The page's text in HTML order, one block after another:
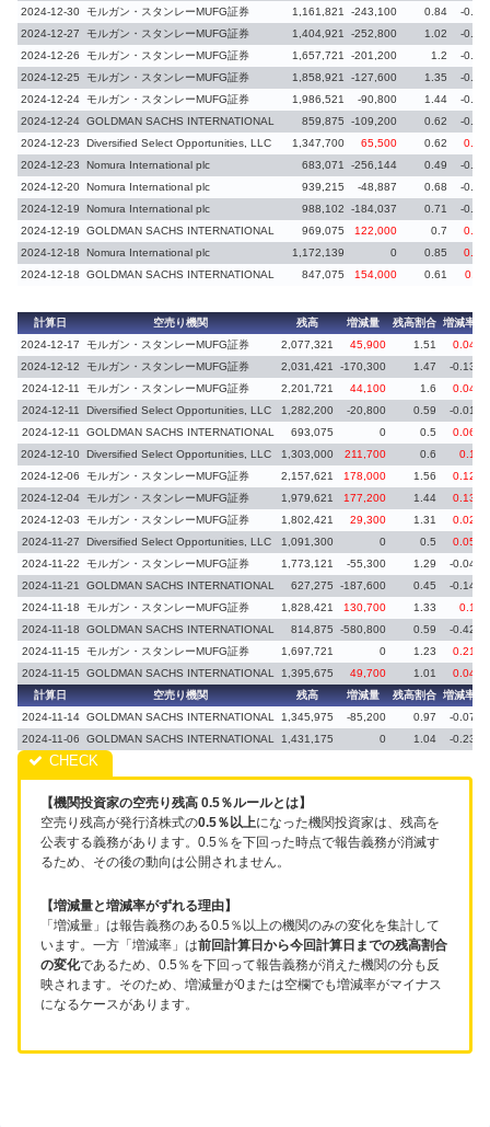
2024-12-30 モルガン・スタンレーMUFG証券 1,161,821 -243,100 0.84
-0.18
2024-12-27
モルガン・スタンレーMUFG証券 1,404,921 -252,800 1.02
-0.18
2024-12-26
モルガン・スタンレーMUFG証券 1,657,721 -201,200 1.2
-0.15
2024-12-25
モルガン・スタンレーMUFG証券 1,858,921 -127,600 1.35
-0.09
2024-12-24 モルガン・スタンレーMUFG証券 1,986,521 -90,800 1.44
-0.07
2024-12-24 GOLDMAN SACHS INTERNATIONAL 859,875 -109,200 0.62
-0.08
2024-12-23
Diversified Select Opportunities, LLC 1,347,700 65,500 0.62
0.03
2024-12-23
Nomura International plc 683,071 -256,144 0.49
-0.19
2024-12-20 Nomura International plc 939,215 -48,887 0.68
-0.03
2024-12-19
Nomura International plc 988,102 -184,037 0.71
-0.14
2024-12-19
GOLDMAN SACHS INTERNATIONAL 969,075 122,000 0.7
0.09
2024-12-18
Nomura International plc 1,172,139 0 0.85
0.38
2024-12-18
GOLDMAN SACHS INTERNATIONAL 847,075 154,000 0.61 0.11
計算日 空売り機関 残高 増減量 残高割合 増減率
2024-12-17
モルガン・スタンレーMUFG証券 2,077,321 45,900 1.51
0.04
2024-12-12
モルガン・スタンレーMUFG証券 2,031,421 -170,300 1.47
-0.13
2024-12-11
モルガン・スタンレーMUFG証券 2,201,721 44,100 1.6
0.04
2024-12-11
Diversified Select Opportunities, LLC 1,282,200 -20,800 0.59
-0.01
2024-12-11
GOLDMAN SACHS INTERNATIONAL 693,075 0 0.5 0.06
2024-12-10 Diversified Select Opportunities, LLC 1,303,000 211,700 0.6
0.1
2024-12-06
モルガン・スタンレーMUFG証券 2,157,621 178,000 1.56
0.12
2024-12-04 モルガン・スタンレーMUFG証券 1,979,621 177,200 1.44
0.13
2024-12-03
モルガン・スタンレーMUFG証券 1,802,421 29,300 1.31
0.02
2024-11-27
Diversified Select Opportunities, LLC 1,091,300 0 0.5 0.05
2024-11-22 モルガン・スタンレーMUFG証券 1,773,121 -55,300 1.29
-0.04
2024-11-21
GOLDMAN SACHS INTERNATIONAL 627,275 -187,600 0.45 -0.14
2024-11-18 モルガン・スタンレーMUFG証券 1,828,421 130,700 1.33
0.1
2024-11-18
GOLDMAN SACHS INTERNATIONAL 814,875 -580,800 0.59
-0.42
2024-11-15
モルガン・スタンレーMUFG証券 1,697,721 0 1.23
0.21
2024-11-15
GOLDMAN SACHS INTERNATIONAL 1,395,675 49,700 1.01
0.04
計算日
空売り機関 残高 増減量 残高割合 増減率
2024-11-14 GOLDMAN SACHS INTERNATIONAL 1,345,975 -85,200 0.97
-0.07
2024-11-06
GOLDMAN SACHS INTERNATIONAL 1,431,175 0 1.04 -0.23
【機関投資家の空売り残高 0.5％ルールとは】
空売り残高が発行済株式の0.5％以上になった機関投資家は、残高を
公表する義務があります。0.5％を下回った時点で報告義務が消滅す
るため、その後の動向は公開されません。
【増減量と増減率がずれる理由】
「増減量」は報告義務のある0.5％以上の機関のみの変化を集計して
います。一方「増減率」は前回計算日から今回計算日までの残高割合
の変化であるため、0.5％を下回って報告義務が消えた機関の分も反
映されます。そのため、増減量が0または空欄でも増減率がマイナス
になるケースがあります。